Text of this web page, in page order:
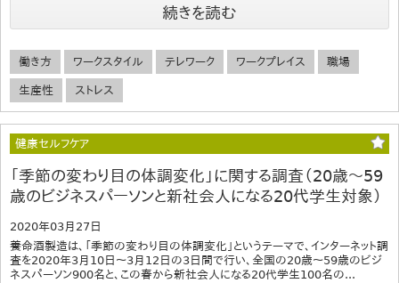
続きを読む
働き方 ワークスタイル テレワーク ワークプレイス 職場
生産性 ストレス
健康セルフケア
「季節の変わり目の体調変化」に関する調査（20歳～59
歳のビジネスパーソンと新社会人になる20代学生対象）
2020年03月27日
養命酒製造は、「季節の変わり目の体調変化」というテーマで、インターネット調
査を2020年3月10日～3月12日の3日間で行い、全国の20歳～59歳のビジ
ネスパーソン900名と、この春から新社会人になる20代学生100名の...